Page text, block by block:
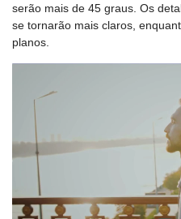
serão mais de 45 graus. Os
se tornarão mais claros,
planos.